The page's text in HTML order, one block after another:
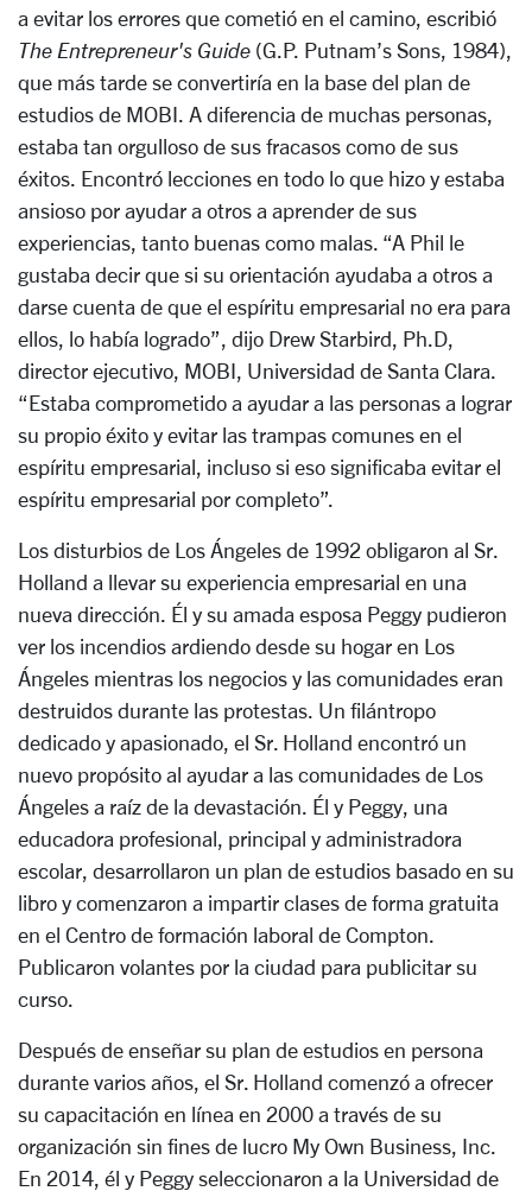
a evitar los errores que cometió en el camino, escribió
The Entrepreneur's Guide (G.P. Putnam’s Sons, 1984),
que más tarde se convertiría en la base del plan de
estudios de MOBI. A diferencia de muchas personas,
estaba tan orgulloso de sus fracasos como de sus
éxitos. Encontró lecciones en todo lo que hizo y estaba
ansioso por ayudar a otros a aprender de sus
experiencias, tanto buenas como malas. “A Phil le
gustaba decir que si su orientación ayudaba a otros a
darse cuenta de que el espíritu empresarial no era para
ellos, lo había logrado”, dijo Drew Starbird, Ph.D,
director ejecutivo, MOBI, Universidad de Santa Clara.
“Estaba comprometido a ayudar a las personas a lograr
su propio éxito y evitar las trampas comunes en el
espíritu empresarial, incluso si eso significaba evitar el
espíritu empresarial por completo”.
Los disturbios de Los Ángeles de 1992 obligaron al Sr.
Holland a llevar su experiencia empresarial en una
nueva dirección. Él y su amada esposa Peggy pudieron
ver los incendios ardiendo desde su hogar en Los
Ángeles mientras los negocios y las comunidades eran
destruidos durante las protestas. Un filántropo
dedicado y apasionado, el Sr. Holland encontró un
nuevo propósito al ayudar a las comunidades de Los
Ángeles a raíz de la devastación. Él y Peggy, una
educadora profesional, principal y administradora
escolar, desarrollaron un plan de estudios basado en su
libro y comenzaron a impartir clases de forma gratuita
en el Centro de formación laboral de Compton.
Publicaron volantes por la ciudad para publicitar su
curso.
Después de enseñar su plan de estudios en persona
durante varios años, el Sr. Holland comenzó a ofrecer
su capacitación en línea en 2000 a través de su
organización sin fines de lucro My Own Business, Inc.
En 2014, él y Peggy seleccionaron a la Universidad de